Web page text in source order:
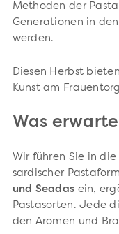
Methoden der
Generationen in
werden.
Diesen Herbst
Kunst am
Was
Wir führen Sie in
sardischer
und Seadas ein,
Pastasorten. Jede
den Aromen und